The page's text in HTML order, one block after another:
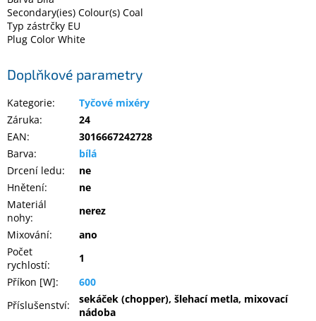
počítačů
Inpraise
Kamerové
Doprodej
Přihlášení
Secondary(ies) Colour(s) Coal
Typ zástrčky EU
Plug Color White
Doplňkové parametry
Kategorie:
Tyčové mixéry
Záruka:
24
EAN:
3016667242728
Barva:
bílá
Drcení ledu:
ne
Hnětení:
ne
Materiál
nohy:
nerez
Mixování:
ano
Počet
rychlostí:
1
Příkon [W]:
600
Příslušenství:
sekáček (chopper), šlehací metla, mixovací
nádoba